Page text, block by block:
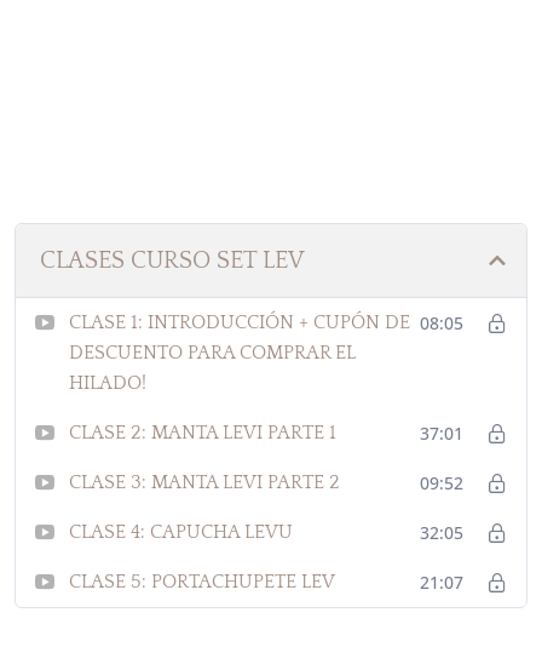
CLASES CURSO SET LEV
CLASE 1: INTRODUCCIÓN + CUPÓN DE
DESCUENTO PARA COMPRAR EL
HILADO!
08:05
CLASE 2: MANTA LEVI PARTE 1 37:01
CLASE 3: MANTA LEVI PARTE 2 09:52
CLASE 4: CAPUCHA LEVU 32:05
CLASE 5: PORTACHUPETE LEV 21:07